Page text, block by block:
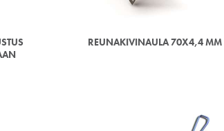
REUNAKIVINAULA 70X4,4 MM